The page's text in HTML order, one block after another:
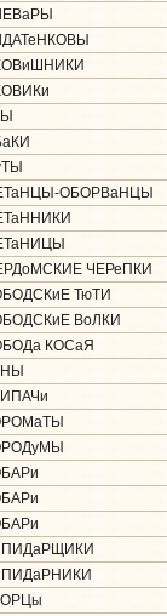
ОБОРВаНЦЫ
ЧЕРеПКИ
ТюТИ
ВоЛКИ
КОСаЯ